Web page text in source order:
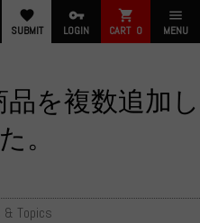
favorite
SUBMIT
vpn_key
LOGIN
shopping_cart
CART 0
menu
MENU
品を複数追加し
。
& Topics